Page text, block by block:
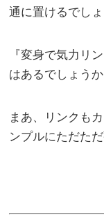
通に置けるでしょ
『変身で気力リ
はあるでしょうか
まあ、リンクも
ンプルにただた